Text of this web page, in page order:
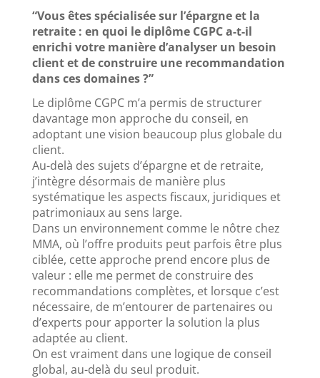
“Vous êtes spécialisée sur l’épargne et la
retraite : en quoi le diplôme CGPC a-t-il
enrichi votre manière d’analyser un besoin
client et de construire une recommandation
dans ces domaines ?”
Le diplôme CGPC m’a permis de structurer
davantage mon approche du conseil, en
adoptant une vision beaucoup plus globale du
client.
Au-delà des sujets d’épargne et de retraite,
j’intègre désormais de manière plus
systématique les aspects fiscaux, juridiques et
patrimoniaux au sens large.
Dans un environnement comme le nôtre chez
MMA, où l’offre produits peut parfois être plus
ciblée, cette approche prend encore plus de
valeur : elle me permet de construire des
recommandations complètes, et lorsque c’est
nécessaire, de m’entourer de partenaires ou
d’experts pour apporter la solution la plus
adaptée au client.
On est vraiment dans une logique de conseil
global, au-delà du seul produit.